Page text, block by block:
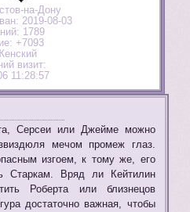
на-Дону
: 2019-08-03
1789
+7093
визит:
11:28:57
Серсеи или Джейме можно
мечом промеж глаз.
изгоем, к тому же, его
Старкам. Вряд ли Кейтилин
Роберта или близнецов
достаточно важная, чтобы